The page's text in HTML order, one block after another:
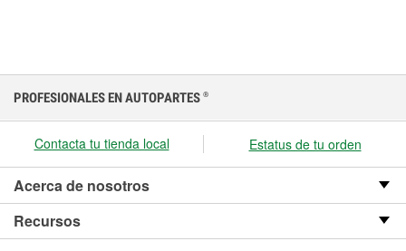
PROFESIONALES EN AUTOPARTES ®
Contacta tu tienda local Estatus de tu orden
Acerca de nosotros
Recursos